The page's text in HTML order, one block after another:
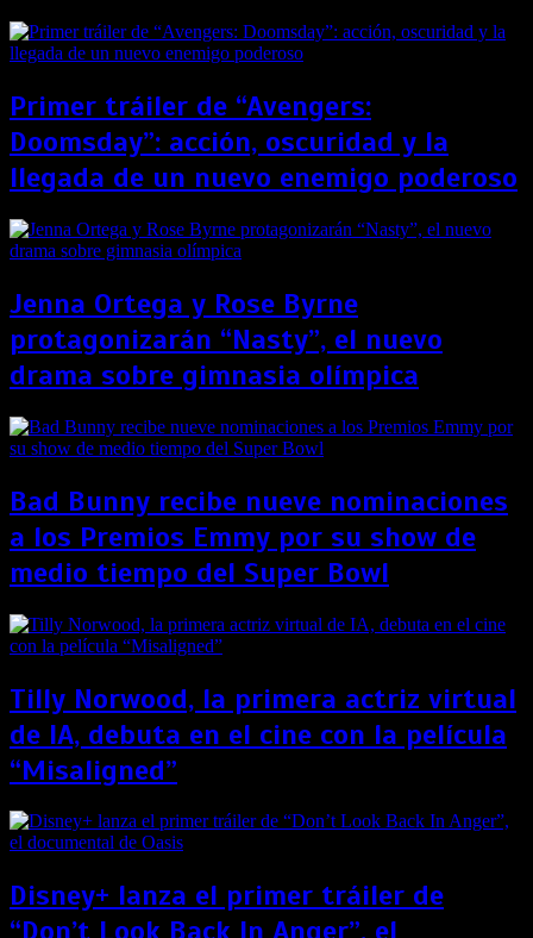
Primer tráiler de “Avengers:
Doomsday”: acción, oscuridad y la
llegada de un nuevo enemigo poderoso
Jenna Ortega y Rose Byrne
protagonizarán “Nasty”, el nuevo
drama sobre gimnasia olímpica
Bad Bunny recibe nueve nominaciones
a los Premios Emmy por su show de
medio tiempo del Super Bowl
Tilly Norwood, la primera actriz virtual
de IA, debuta en el cine con la película
“Misaligned”
Disney+ lanza el primer tráiler de